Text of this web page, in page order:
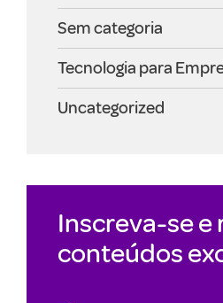
Sem categoria
Tecnologia para
Uncategorized
Inscreva-se e
conteúdos